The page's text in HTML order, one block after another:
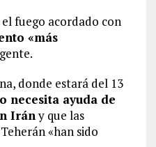
fuego acordado con
«más
donde estará del 13
necesita ayuda de
Irány que las
«han sido